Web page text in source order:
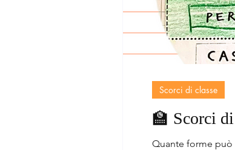
🏫 Scorci di
Quante forme può avere una casa? E quante storie può contenere?
Scorci di classe